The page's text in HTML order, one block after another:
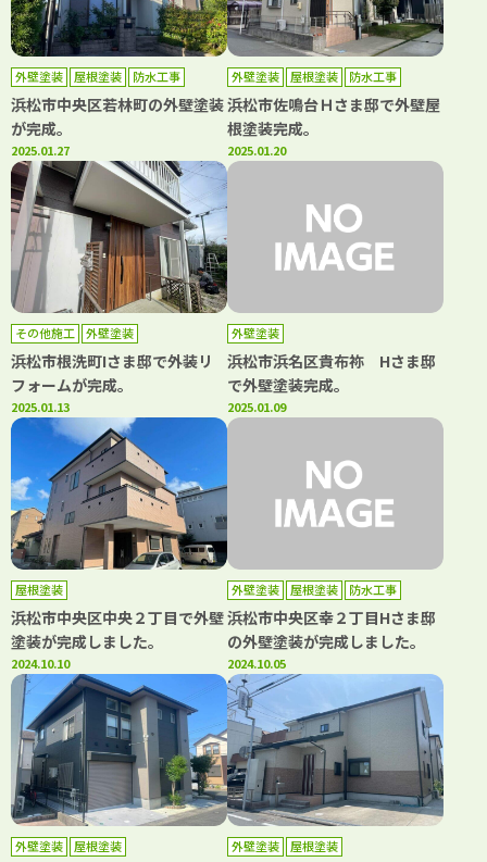
外壁塗装 屋根塗装 防水工事
浜松市中央区若林町の外壁塗装
が完成。
2025.01.27
外壁塗装 屋根塗装 防水工事
浜松市佐鳴台Ｈさま邸で外壁屋
根塗装完成。
2025.01.20
その他施工 外壁塗装
浜松市根洗町Iさま邸で外装リ
フォームが完成。
2025.01.13
外壁塗装
浜松市浜名区貴布祢 Hさま邸
で外壁塗装完成。
2025.01.09
屋根塗装
浜松市中央区中央２丁目で外壁
塗装が完成しました。
2024.10.10
外壁塗装 屋根塗装 防水工事
浜松市中央区幸２丁目Hさま邸
の外壁塗装が完成しました。
2024.10.05
外壁塗装 屋根塗装 外壁塗装 屋根塗装